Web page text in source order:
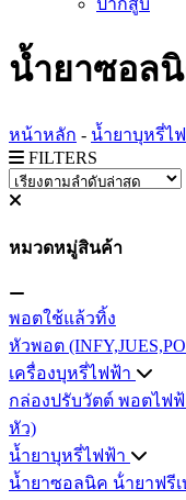
ปากสูบ
น้ำยาซอล
หน้าหลัก - น้ำยาบุหรี่ไ
FILTERS
หมวดหมู่สินค้า
พอตใช้แล้วทิ้ง
หัวพอต
เครื่องบุหรี่ไฟฟ้า
กล่องปรับวัตต์ พอตไฟฟ้
หัว)
น้ำยาบุหรี่ไฟฟ้า
น้ำยาซอลนิค น้ํายาฟรี